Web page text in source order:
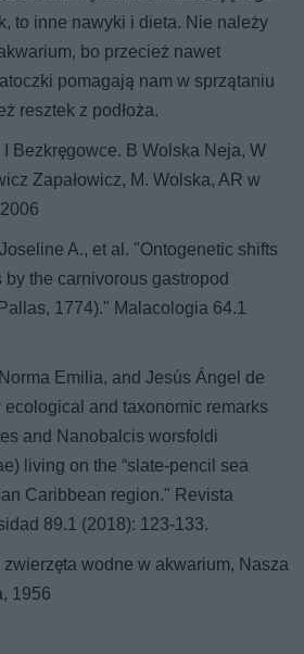
to inne nawyki i dieta. Nie należy
bo przecież nawet
pomagają nam w sprzątaniu
resztek z podłoża.
Bezkręgowce. B Wolska Neja, W
Zapałowicz, M. Wolska, AR w
A., et al. "Ontogenetic shifts
by the carnivorous gastropod
1774)." Malacologia 64.1
Emilia, and Jesús Ángel de
and taxonomic remarks
and Nanobalcis worsfoldi
living on the “slate-pencil sea
Caribbean region." Revista
89.1 (2018): 123-133.
wodne w akwarium, Nasza
1956